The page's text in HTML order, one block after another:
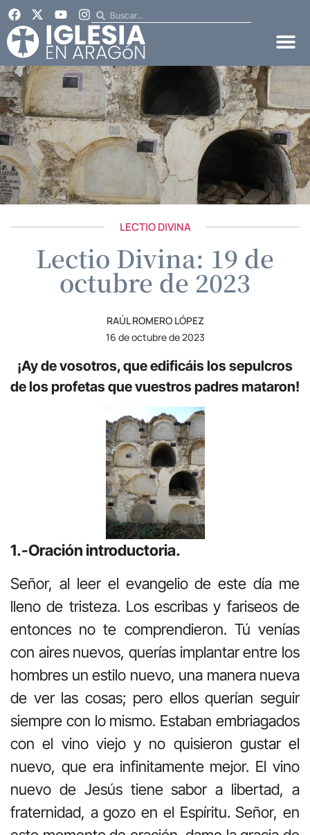
LECTIO DIVINA
Lectio Divina: 19 de
octubre de 2023
RAÚL ROMERO LÓPEZ
16 de octubre de 2023
¡Ay de vosotros, que edificáis los sepulcros
de los profetas que vuestros padres mataron!
1.-Oración introductoria.
Señor, al leer el evangelio de este día me
lleno de tristeza. Los escribas y fariseos de
entonces no te comprendieron. Tú venías
con aires nuevos, querías implantar entre los
hombres un estilo nuevo, una manera nueva
de ver las cosas; pero ellos querían seguir
siempre con lo mismo. Estaban embriagados
con el vino viejo y no quisieron gustar el
nuevo, que era infinitamente mejor. El vino
nuevo de Jesús tiene sabor a libertad, a
fraternidad, a gozo en el Espíritu. Señor, en